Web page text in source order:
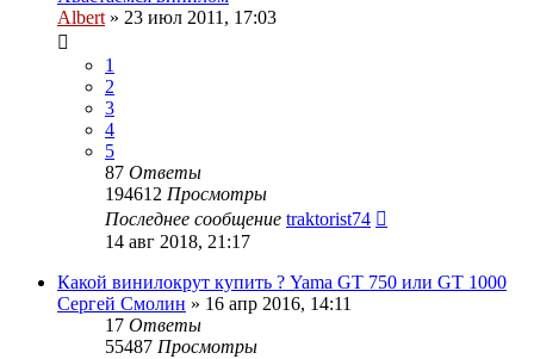
Albert » 23 июл 2011, 17:03
1
2
3
4
5
87 Ответы
194612 Просмотры
Последнее сообщение traktorist74
14 авг 2018, 21:17
Какой винилокрут купить ? Yama GT 750 или GT 1000
Сергей Смолин » 16 апр 2016, 14:11
17 Ответы
55487 Просмотры